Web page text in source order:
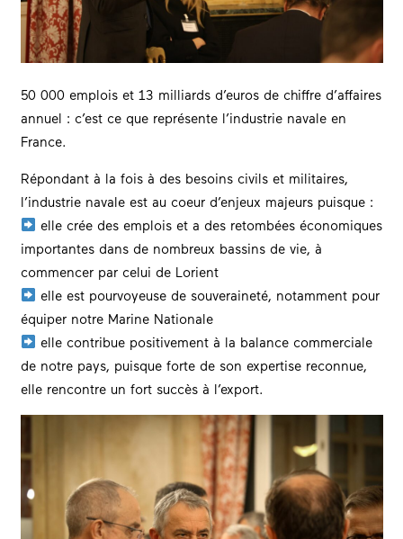
50 000 emplois et 13 milliards d’euros de chiffre d’affaires
annuel : c’est ce que représente l’industrie navale en
France.
Répondant à la fois à des besoins civils et militaires,
l’industrie navale est au coeur d’enjeux majeurs puisque :
elle crée des emplois et a des retombées économiques
importantes dans de nombreux bassins de vie, à
commencer par celui de Lorient
elle est pourvoyeuse de souveraineté, notamment pour
équiper notre Marine Nationale
elle contribue positivement à la balance commerciale
de notre pays, puisque forte de son expertise reconnue,
elle rencontre un fort succès à l’export.